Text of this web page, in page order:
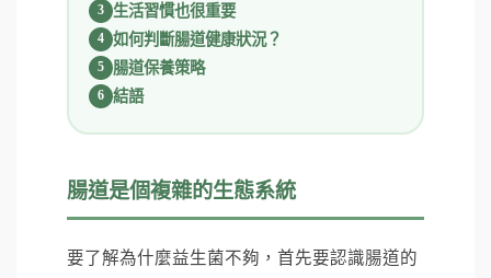
生活習慣也很重要
如何判斷腸道健康狀況？
腸道保養策略
結語
腸道是個複雜的生態系統
要了解為什麼益生菌不夠，首先要認識腸道的